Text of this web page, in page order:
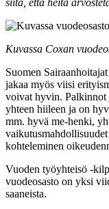
Kuvassa Coxan
Suomen
jakaa myös viisi
voivat hyvin. Palkinnot
yhteen hiileen ja on
mm. hyvä me-henki,
kohteleminen
Vuoden työyhteisö -
vuodeosasto on yksi
saaneista.